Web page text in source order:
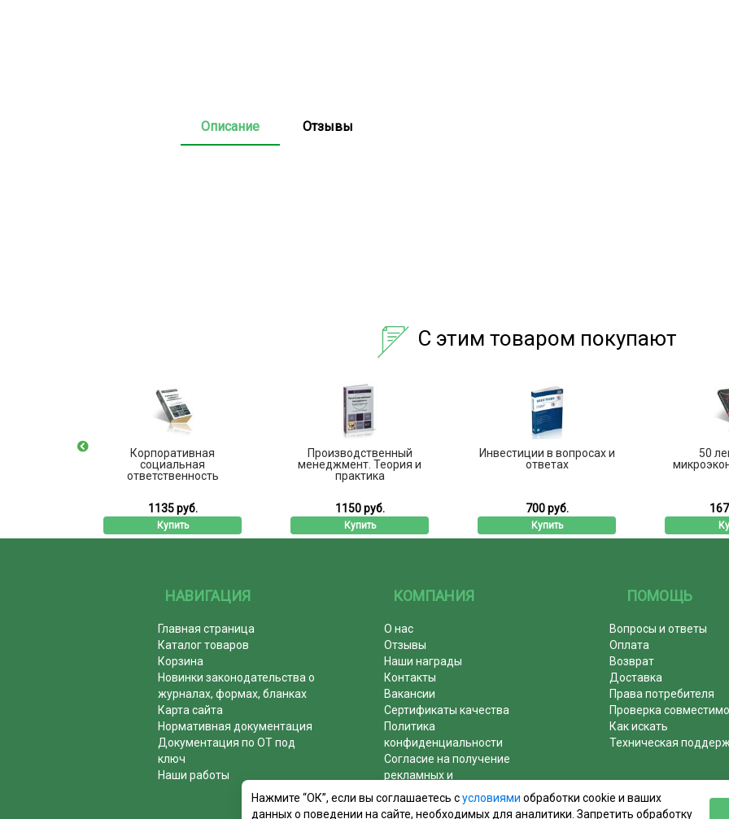
Описание Отзывы
С этим товаром покупают
Корпоративная
социальная
ответственность
1135 руб.
Купить
Производственный
менеджмент. Теория и
практика
1150 руб.
Купить
Инвестиции в вопросах и
ответах
700 руб.
Купить
50
НАВИГАЦИЯ
Главная страница
Каталог товаров
Корзина
Новинки законодательства о
журналах, формах, бланках
Карта сайта
Нормативная документация
Документация по ОТ под
ключ
Наши работы
КОМПАНИЯ
О нас
Отзывы
Наши награды
Контакты
Вакансии
Сертификаты качества
Политика
конфиденциальности
Согласие на получение
рекламных и
информационных рассылок
Почему журналы покупают у
ПОМОЩЬ
Вопросы и ответы
Оплата
Возврат
Доставка
Права потребителя
Проверка
Как искать
Техническая
Нажмите “ОК”, если вы соглашаетесь сусловиями обработки cookie и ваших
данных о поведении на сайте, необходимых для аналитики. Запретить обработку